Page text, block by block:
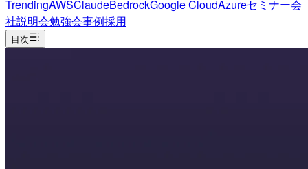
TrendingAWSClaudeBedrockGoogle CloudAzureセミナー会
社説明会勉強会事例採用
目次